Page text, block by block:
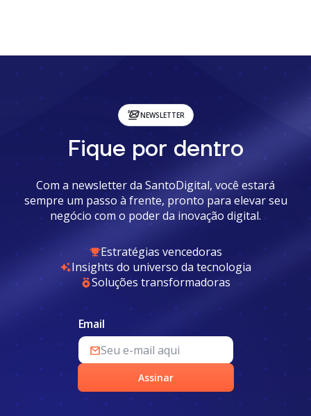
NEWSLETTER
Fique por dentro
Com a newsletter da SantoDigital, você estará
sempre um passo à frente, pronto para elevar seu
negócio com o poder da inovação digital.
Estratégias vencedoras
Insights do universo da tecnologia
Soluções transformadoras
Email
Assinar